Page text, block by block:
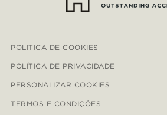
POLITICA DE COOKIES
POLÍTICA DE PRIVACIDADE
PERSONALIZAR COOKIES
TERMOS E CONDIÇÕES